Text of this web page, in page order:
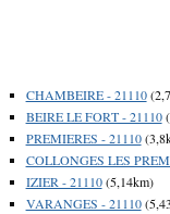
CHAMBEIRE - 21110
BEIRE LE FORT - 21110
PREMIERES - 21110
COLLONGES LES
IZIER - 21110(5,14km)
VARANGES - 21110